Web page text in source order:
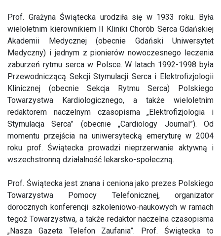
Prof. Grażyna Świątecka urodziła się w 1933 roku. Była
wieloletnim kierownikiem II Kliniki Chorób Serca Gdańskiej
Akademii Medycznej (obecnie Gdański Uniwersytet
Medyczny) i jednym z pionierów nowoczesnego leczenia
zaburzeń rytmu serca w Polsce. W latach 1992-1998 była
Przewodniczącą Sekcji Stymulacji Serca i Elektrofizjologii
Klinicznej (obecnie Sekcja Rytmu Serca) Polskiego
Towarzystwa Kardiologicznego, a także wieloletnim
redaktorem naczelnym czasopisma „Elektrofizjologia i
Stymulacja Serca” (obecnie „Cardiology Journal”). Od
momentu przejścia na uniwersytecką emeryturę w 2004
roku prof. Świątecka prowadzi nieprzerwanie aktywną i
wszechstronną działalność lekarsko-społeczną.
Prof. Świątecka jest znana i ceniona jako prezes Polskiego
Towarzystwa Pomocy Telefonicznej, organizator
dorocznych konferencji szkoleniowo-naukowych w ramach
tegoż Towarzystwa, a także redaktor naczelna czasopisma
„Nasza Gazeta Telefon Zaufania”. Prof. Świątecka to